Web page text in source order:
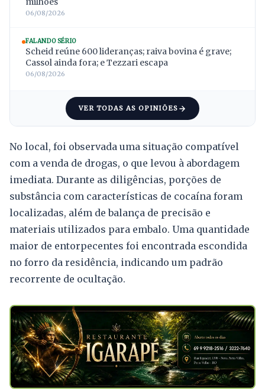
06/08/2026
FALANDO SÉRIO
Scheid reúne 600 lideranças; raiva bovina é grave;
Cassol ainda fora; e Tezzari escapa
06/08/2026
VER TODAS AS OPINIÕES
No local, foi observada uma situação compatível
com a venda de drogas, o que levou à abordagem
imediata. Durante as diligências, porções de
substância com características de cocaína foram
localizadas, além de balança de precisão e
materiais utilizados para embalo. Uma quantidade
maior de entorpecentes foi encontrada escondida
no forro da residência, indicando um padrão
recorrente de ocultação.